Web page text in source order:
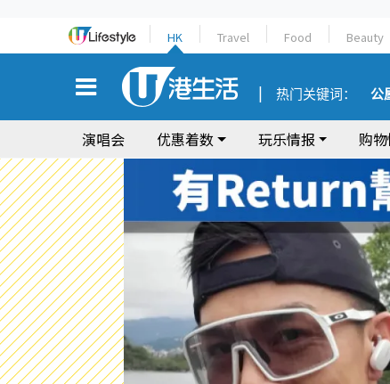
HK Travel Food Beauty
热门关键词： 公
演唱会 优惠着数 玩乐情报 购